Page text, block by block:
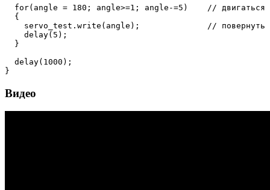
for( angle = 180 ; angle>=1 ; angle -=5 )
//
{
    servo_test
. write ( angle ) ;
// повернуть
delay( 5 ) ;
}
delay( 1000 ) ;
}
Видео